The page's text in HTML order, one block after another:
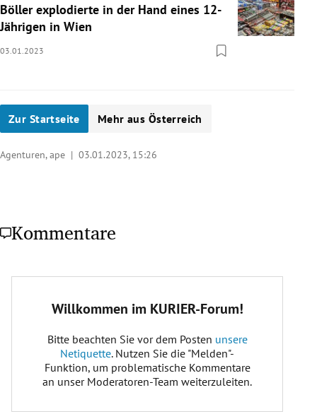
Böller explodierte in der Hand eines 12-
Jährigen in Wien
03.01.2023
Zur Startseite Mehr aus Österreich
Agenturen, ape | 03.01.2023, 15:26
Kommentare